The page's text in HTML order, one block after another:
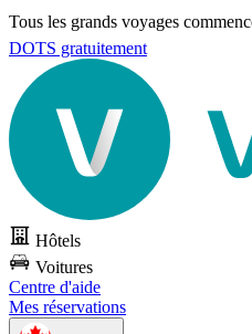
Tous les grands voyages
DOTS gratuitement
Hôtels
Voitures
Centre d'aide
Mes réservations